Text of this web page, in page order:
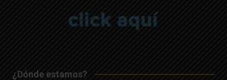
¿Dónde estamos?